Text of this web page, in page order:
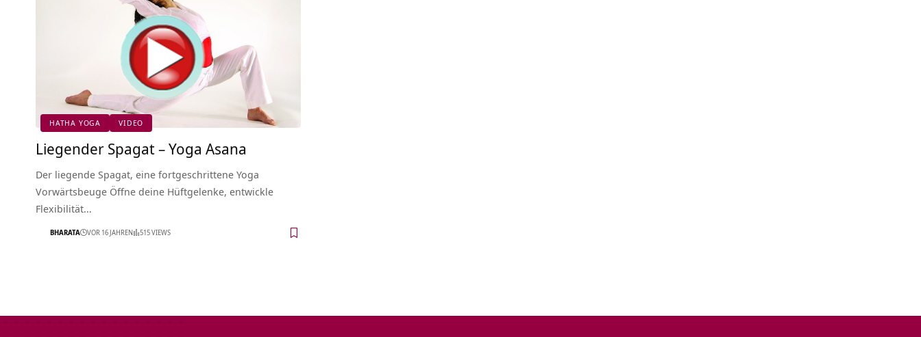
HATHA YOGA VIDEO
Liegender Spagat – Yoga Asana
Der liegende Spagat, eine fortgeschrittene Yoga
Vorwärtsbeuge Öffne deine Hüftgelenke, entwickle
Flexibilität…
BHARATA VOR 16 JAHREN 515 VIEWS